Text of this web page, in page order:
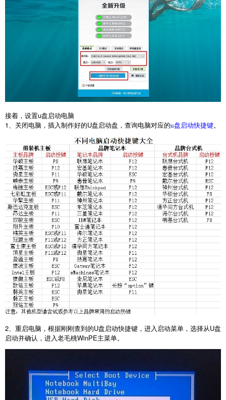
接着，设置u盘启动电脑
1、关闭电脑，插入制作好的U盘启动盘，查询电脑对应的u盘启动快捷键。
2、重启电脑，根据刚刚查到的U盘启动快捷键，进入启动菜单，选择从U盘
启动并确认，进入老毛桃WinPE主菜单。